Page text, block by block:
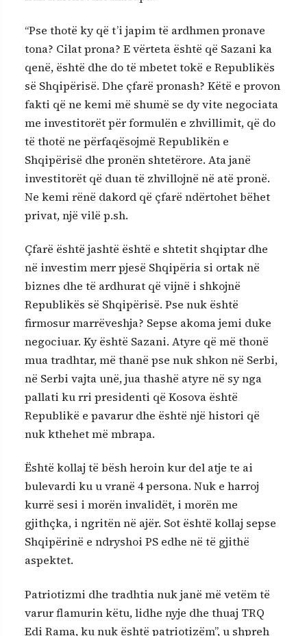
“Pse thotë ky që t’i japim të ardhmen pronave
tona? Cilat prona? E vërteta është që Sazani ka
qenë, është dhe do të mbetet tokë e Republikës
së Shqipërisë. Dhe çfarë pronash? Këtë e provon
fakti që ne kemi më shumë se dy vite negociata
me investitorët për formulën e zhvillimit, që do
të thotë ne përfaqësojmë Republikën e
Shqipërisë dhe pronën shtetërore. Ata janë
investitorët që duan të zhvillojnë në atë pronë.
Ne kemi rënë dakord që çfarë ndërtohet bëhet
privat, një vilë p.sh.
Çfarë është jashtë është e shtetit shqiptar dhe
në investim merr pjesë Shqipëria si ortak në
biznes dhe të ardhurat që vijnë i shkojnë
Republikës së Shqipërisë. Pse nuk është
firmosur marrëveshja? Sepse akoma jemi duke
negociuar. Ky është Sazani. Atyre që më thonë
mua tradhtar, më thanë pse nuk shkon në Serbi,
në Serbi vajta unë, jua thashë atyre në sy nga
pallati ku rri presidenti që Kosova është
Republikë e pavarur dhe është një histori që
nuk kthehet më mbrapa.
Është kollaj të bësh heroin kur del atje te ai
bulevardi ku u vranë 4 persona. Nuk e harroj
kurrë sesi i morën invalidët, i morën me
gjithçka, i ngritën në ajër. Sot është kollaj sepse
Shqipërinë e ndryshoi PS edhe në të gjithë
aspektet.
Patriotizmi dhe tradhtia nuk janë më vetëm të
varur flamurin këtu, lidhe nyje dhe thuaj TRQ
Edi Rama, ku nuk është patriotizëm”, u shpreh